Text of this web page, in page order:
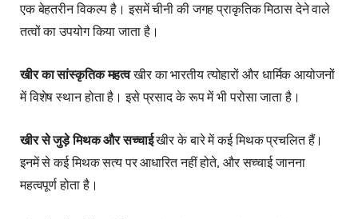
एक बेहतरीन विकल्प है। इसमें चीनी की जगह प्राकृतिक मिठास देने वाले
तत्वों का उपयोग किया जाता है।
खीर का सांस्कृतिक महत्वखीर का भारतीय त्योहारों और धार्मिक आयोजनों
में विशेष स्थान होता है। इसे प्रसाद के रूप में भी परोसा जाता है।
खीर से जुड़े मिथक और सच्चाईखीर के बारे में कई मिथक प्रचलित हैं।
इनमें से कई मिथक सत्य पर आधारित नहीं होते, और सच्चाई जानना
महत्वपूर्ण होता है।